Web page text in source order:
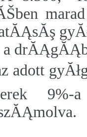
adott